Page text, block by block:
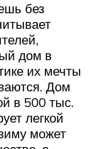
без
дом в
их мечты
Дом
в 500 тыс.
легкой
может